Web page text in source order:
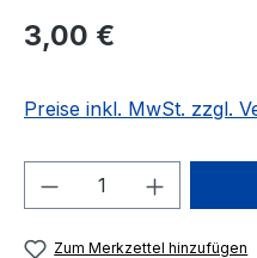
Regulärer Preis:
3,00 €
Preise inkl. MwSt. zzgl.
Produkt Anzahl:
Zum Merkzettel hinzufügen